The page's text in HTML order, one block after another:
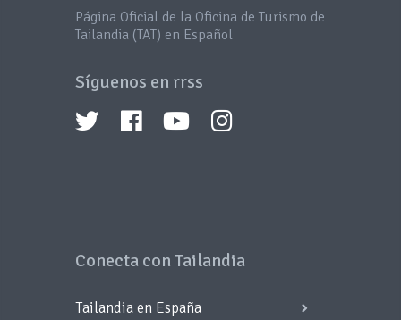
Página Oficial de la Oficina de Turismo de
Tailandia (TAT) en Español
Síguenos en rrss
Conecta con Tailandia
Tailandia en España